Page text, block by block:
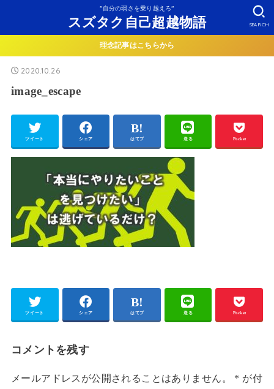
”自分の弱さを乗り越えろ”
スズタク自己超越物語 SEARCH
理念記事はこちらから
2020.10.26
image_escape
ツイート シェア はてブ 送る Pocket
ツイート シェア はてブ 送る Pocket
コメントを残す
メールアドレスが公開されることはありません。 * が付